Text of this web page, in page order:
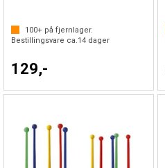
100+ på fjernlager.
Bestillingsvare ca. 14 dager
129,-